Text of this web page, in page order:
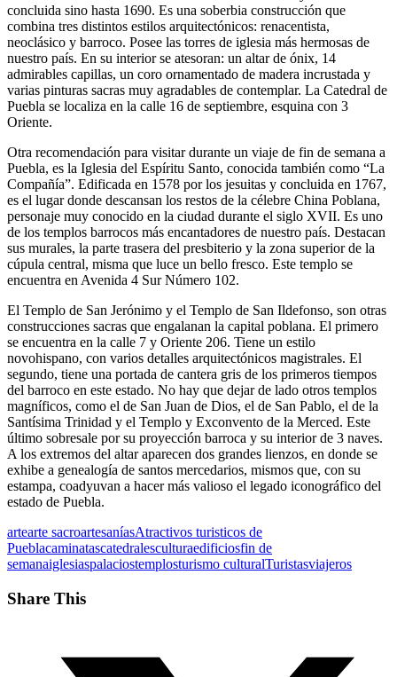
concluida sino hasta 1690. Es una soberbia construcción que
combina tres distintos estilos arquitectónicos: renacentista,
neoclásico y barroco. Posee las torres de iglesia más hermosas de
nuestro país. En su interior se atesoran: un altar de ónix, 14
admirables capillas, un coro ornamentado de madera incrustada y
varias pinturas sacras muy agradables de contemplar. La Catedral de
Puebla se localiza en la calle 16 de septiembre, esquina con 3
Oriente.
Otra recomendación para visitar durante un viaje de fin de semana a
Puebla, es la Iglesia del Espíritu Santo, conocida también como “La
Compañía”. Edificada en 1578 por los jesuitas y concluida en 1767,
es el lugar donde descansan los restos de la célebre China Poblana,
personaje muy conocido en la ciudad durante el siglo XVII. Es uno
de los templos barrocos más encantadores de nuestro país. Destacan
sus murales, la parte trasera del presbiterio y la zona superior de la
cúpula central, misma que luce un bello fresco. Este templo se
encuentra en Avenida 4 Sur Número 102.
El Templo de San Jerónimo y el Templo de San Ildefonso, son otras
construcciones sacras que engalanan la capital poblana. El primero
se encuentra en la calle 7 y Oriente 206. Tiene un estilo
novohispano, con varios detalles arquitectónicos magistrales. El
segundo, tiene una portada de cantera gris de los primeros tiempos
del barroco en este estado. No hay que dejar de lado otros templos
magníficos, como el de San Juan de Dios, el de San Pablo, el de la
Santísima Trinidad y el Templo y Exconvento de la Merced. Este
último sobresale por su proyección barroca y su interior de 3 naves.
A los extremos del altar aparecen dos grandes lienzos, en donde se
exhibe a genealogía de santos mercedarios, mismos que, con su
estampa, coadyuvan a hacer más valioso el legado iconográfico del
estado de Puebla.
artearte sacroartesaníasAtractivos turisticos de
Pueblacaminatascatedralesculturaedificiosfin de
semanaiglesiaspalaciostemplosturismo culturalTuristasviajeros
Share This